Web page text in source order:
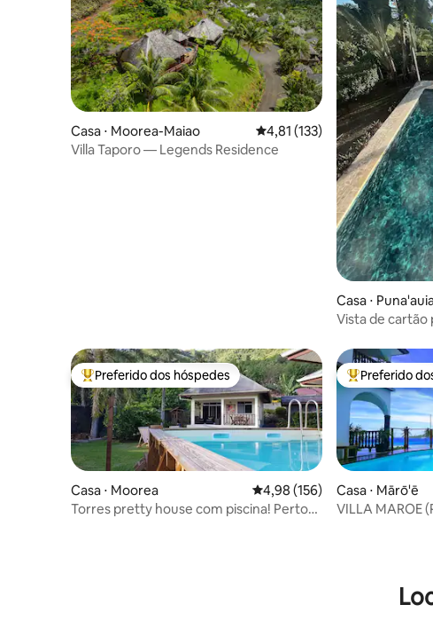
Casa ⋅ Moorea-Maiao 4,81 de uma avaliação média
4,81 (133)
Villa Taporo — Legends Residence
Casa ⋅
Vista de cartão
Entre os melhores preferidos dos hóspedes
Preferido dos hóspedes
Casa ⋅ Moorea 4,98 de uma avaliação média
4,98 (156)
Torres pretty house com piscina! Perto
Entre os
Preferido
Casa ⋅ Mārō'ē
VILLA MAROE (Piso superior/vista para a